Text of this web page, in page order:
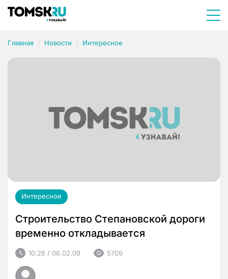
Главная Новости Интересное
Интересное
Строительство Степановской дороги
временно откладывается
10:26 / 06.02.09 5709